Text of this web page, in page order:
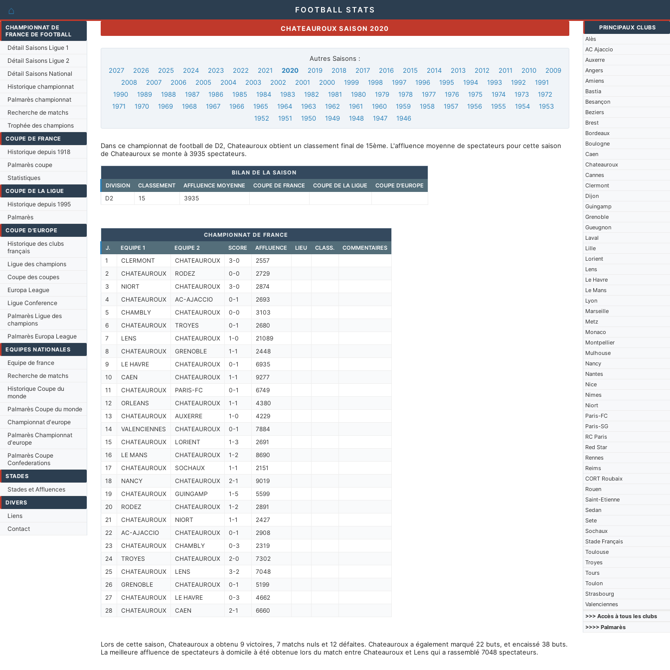
⌂ FOOTBALL STATS
CHAMPIONNAT DE
FRANCE DE FOOTBALL
Détail Saisons Ligue 1
Détail Saisons Ligue 2
Détail Saisons National
Historique championnat
Palmarès championnat
Recherche de matchs
Trophée des champions
COUPE DE FRANCE
Historique depuis 1918
Palmarès coupe
Statistiques
COUPE DE LA LIGUE
Historique depuis 1995
Palmarès
COUPE D'EUROPE
Historique des clubs
français
Ligue des champions
Coupe des coupes
Europa League
Ligue Conference
Palmarès Ligue des
champions
Palmarès Europa League
EQUIPES NATIONALES
Equipe de france
Recherche de matchs
Historique Coupe du
monde
Palmarès Coupe du monde
Championnat d'europe
Palmarès Championnat
d'europe
Palmarès Coupe
Confederations
STADES
Stades et Affluences
DIVERS
Liens
Contact
PRINCIPAUX CLUBS
Alès
AC Ajaccio
Auxerre
Angers
Amiens
Bastia
Besançon
Beziers
Brest
Bordeaux
Boulogne
Caen
Chateauroux
Cannes
Clermont
Dijon
Guingamp
Grenoble
Gueugnon
Laval
Lille
Lorient
Lens
Le Havre
Le Mans
Lyon
Marseille
Metz
Monaco
Montpellier
Mulhouse
Nancy
Nantes
Nice
Nimes
Niort
Paris-FC
Paris-SG
RC Paris
Red Star
Rennes
Reims
CORT Roubaix
Rouen
Saint-Etienne
Sedan
Sete
Sochaux
Stade Français
Toulouse
Troyes
Tours
Toulon
Strasbourg
Valenciennes
>>> Accès à tous les clubs
>>>> Palmarès
CHATEAUROUX SAISON 2020
Autres Saisons :
2027
2026 2025 2024 2023 2022 2021 2020 2019 2018 2017 2016 2015 2014 2013 2012 2011 2010
2009
2008
2007 2006 2005 2004 2003 2002 2001 2000 1999 1998 1997 1996 1995 1994 1993 1992
1991
1990
1989 1988 1987 1986 1985 1984 1983 1982 1981 1980 1979 1978 1977 1976 1975 1974 1973
1972
1971
1970 1969 1968 1967 1966 1965 1964 1963 1962 1961 1960 1959 1958 1957 1956 1955 1954
1953
1952
1951 1950 1949 1948 1947 1946
Dans ce championnat de football de D2, Chateauroux obtient un classement final de 15ème. L'affluence moyenne de spectateurs pour cette saison
de Chateauroux se monte à 3935 spectateurs.
BILAN DE LA SAISON
DIVISION
CLASSEMENT AFFLUENCE MOYENNE COUPE DE FRANCE COUPE DE LA LIGUE COUPE D'EUROPE
D2 15 3935
CHAMPIONNAT DE FRANCE
J.
EQUIPE 1 EQUIPE 2 SCORE AFFLUENCE LIEU CLASS. COMMENTAIRES
1 CLERMONT CHATEAUROUX 3-0
2557
2
CHATEAUROUX RODEZ 0-0
2729
3
NIORT CHATEAUROUX 3-0
2874
4
CHATEAUROUX AC-AJACCIO 0-1
2693
5
CHAMBLY CHATEAUROUX 0-0
3103
6
CHATEAUROUX TROYES 0-1
2680
7
LENS CHATEAUROUX 1-0
21089
8
CHATEAUROUX GRENOBLE 1-1
2448
9
LE HAVRE CHATEAUROUX 0-1
6935
10
CAEN CHATEAUROUX 1-1
9277
11
CHATEAUROUX PARIS-FC 0-1
6749
12
ORLEANS CHATEAUROUX 1-1
4380
13
CHATEAUROUX AUXERRE 1-0
4229
14
VALENCIENNES CHATEAUROUX 0-1
7884
15
CHATEAUROUX LORIENT 1-3
2691
16
LE MANS CHATEAUROUX 1-2
8690
17
CHATEAUROUX SOCHAUX 1-1
2151
18
NANCY CHATEAUROUX 2-1
9019
19
CHATEAUROUX GUINGAMP 1-5
5599
20
RODEZ CHATEAUROUX 1-2
2891
21
CHATEAUROUX NIORT 1-1
2427
22
AC-AJACCIO CHATEAUROUX 0-1
2908
23
CHATEAUROUX CHAMBLY 0-3
2319
24
TROYES CHATEAUROUX 2-0
7302
25
CHATEAUROUX LENS 3-2
7048
26
GRENOBLE CHATEAUROUX 0-1
5199
27
CHATEAUROUX LE HAVRE 0-3
4662
28
CHATEAUROUX CAEN 2-1 6660
Lors de cette saison, Chateauroux a obtenu 9 victoires, 7 matchs nuls et 12 défaites. Chateauroux a également marqué 22 buts, et encaissé 38 buts.
La meilleure affluence de spectateurs à domicile à été obtenue lors du match entre Chateauroux et Lens qui a rassemblé 7048 spectateurs.